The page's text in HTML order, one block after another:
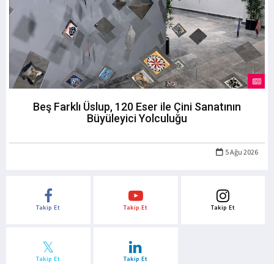
Beş Farklı Üslup, 120 Eser ile Çini Sanatının
Büyüleyici Yolculuğu
5 Ağu 2026
Takip Et Takip Et Takip Et
Takip Et Takip Et